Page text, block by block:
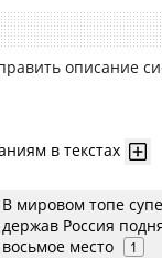
описание
в текстах
В мировом топе
держав Россия
восьмое место
1